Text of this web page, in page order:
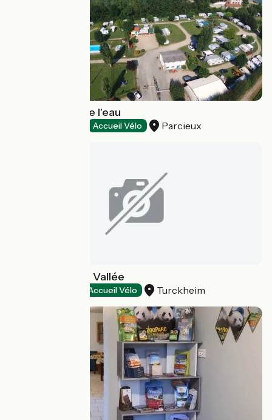
Camping Ô fll de l'eau
Accueil Vélo Parcieux
Les Portes de la Vallée
Accueil Vélo Turckheim